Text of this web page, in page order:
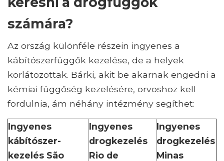
számára?
Az ország különféle részein ingyenes a
kábítószerfüggők kezelése, de a helyek
korlátozottak. Bárki, akit be akarnak engedni a
kémiai függőség kezelésére, orvoshoz kell
fordulnia, ám néhány intézmény segíthet:
Ingyenes
kábítószer-
kezelés São
Ingyenes
drogkezelés
Rio de
Ingyenes
drogkezelés
Minas